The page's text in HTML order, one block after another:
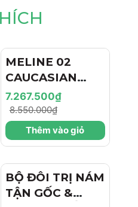
MELINE 02
CAUCASIAN
SKIN
DAY/NIGHT / BỘ
ĐÔI TRỊ NÁM
NGÀY/ĐÊM,
HÓA VÀ CĂNG
BÓNG
7.267.500₫
8.550.000₫
Thêm vào giỏ
BỘ ĐÔI TRỊ NÁM
TẬN GỐC &